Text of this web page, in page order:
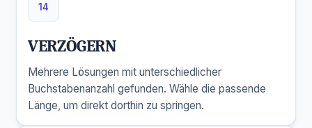
14
14 Buchstaben
VERZÖGERN
Mehrere Lösungen mit unterschiedlicher
Buchstabenanzahl gefunden. Wähle die passende
Länge, um direkt dorthin zu springen.